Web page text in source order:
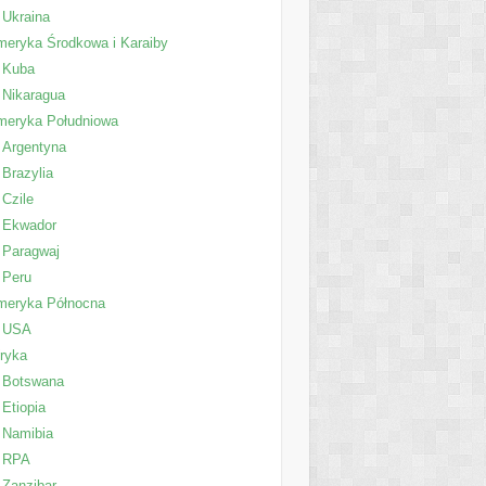
Ukraina
Środkowa i Karaiby
Kuba
Nikaragua
Południowa
Argentyna
Brazylia
Czile
Ekwador
Paragwaj
Peru
Północna
USA
Botswana
Etiopia
Namibia
RPA